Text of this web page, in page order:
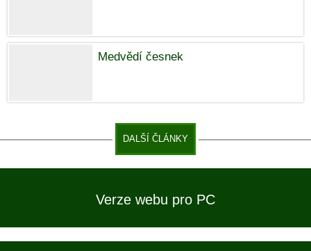
Medvědí česnek
DALŠÍ ČLÁNKY
Verze webu pro PC